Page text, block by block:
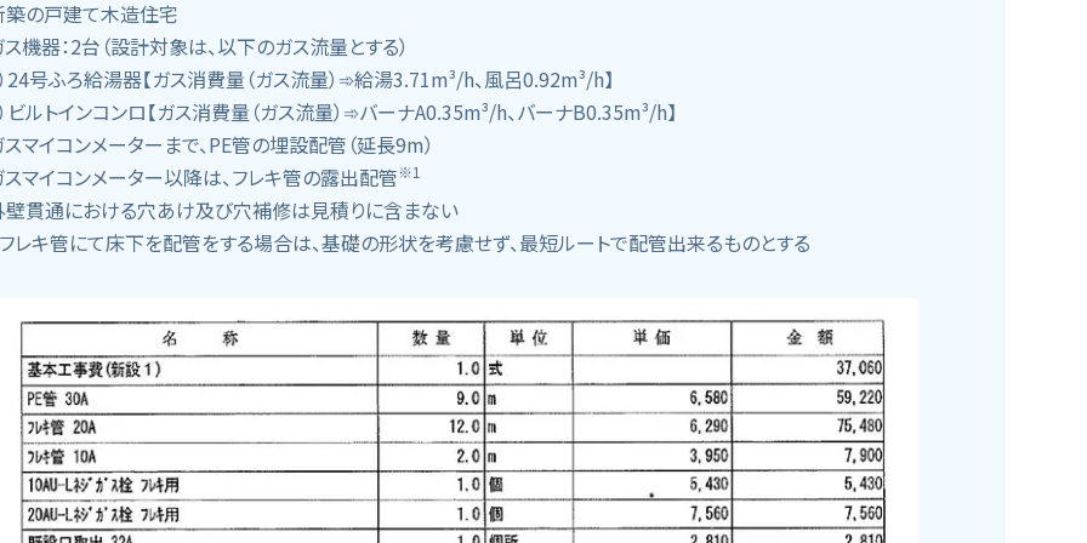
築の戸建て木造住宅
機器：2台（設計対象は、以下のガス流量とする）
24号ふろ給湯器【ガス消費量（ガス流量）➾給湯3.71m³/h、風呂0.92m³/h】
ビルトインコンロ【ガス消費量（ガス流量）➾バーナA0.35m³/h、バーナB0.35m³/h】
マイコンメーターまで、PE管の埋設配管（延長9m）
マイコンメーター以降は、フレキ管の露出配管※1
壁貫通における穴あけ及び穴補修は見積りに含まない
レキ管にて床下を配管をする場合は、基礎の形状を考慮せず、最短ルートで配管出来るものとする